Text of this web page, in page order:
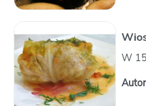
W
Autor